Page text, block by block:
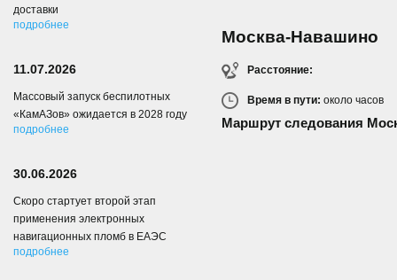
Москва-Навашино
Расстояние:
Время в пути: около часов
Маршрут следования
доставки
подробнее
11.07.2026
Массовый запуск беспилотных
«КамАЗов» ожидается в 2028 году
подробнее
30.06.2026
Скоро стартует второй этап
применения электронных
навигационных пломб в ЕАЭС
подробнее